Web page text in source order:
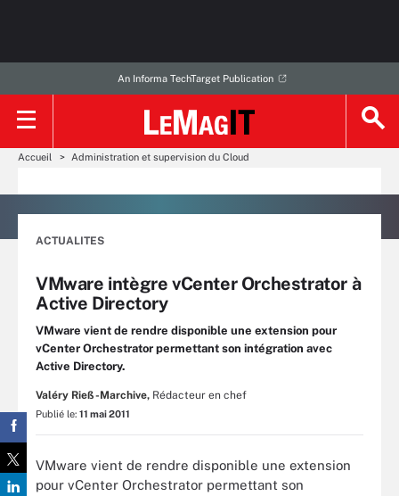
An Informa TechTarget Publication
Accueil Administration et supervision du Cloud
ACTUALITES
VMware intègre vCenter Orchestrator à
Active Directory
VMware vient de rendre disponible une extension pour
vCenter Orchestrator permettant son intégration avec
Active Directory.
Valéry Rieß-Marchive, Rédacteur en chef
Publié le: 11 mai 2011
VMware vient de rendre disponible une extension
pour vCenter Orchestrator permettant son